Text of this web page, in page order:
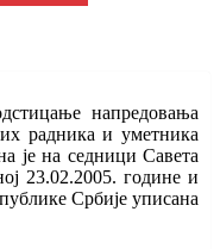
напредовања
радника и уметника
је на седници Савета
23.02.2005. године и
Србије уписана